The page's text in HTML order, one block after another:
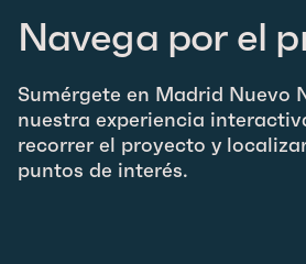
Navega por el
Sumérgete en Madrid Nuevo
nuestra experiencia
recorrer el proyecto y
puntos de interés.